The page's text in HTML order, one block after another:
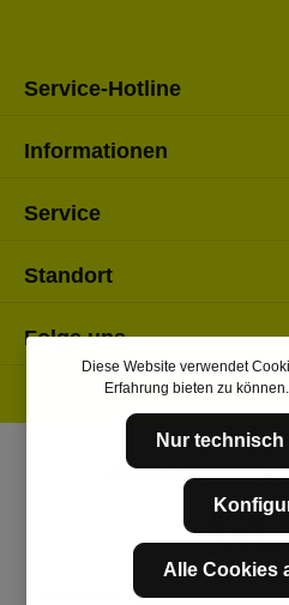
Service-Hotline
Informationen
Service
Standort
Folge uns
* Alle Preise inkl. gesetzl.
Diese Website verwendet
Erfahrung bieten zu können.
Nur
Alle Cookies